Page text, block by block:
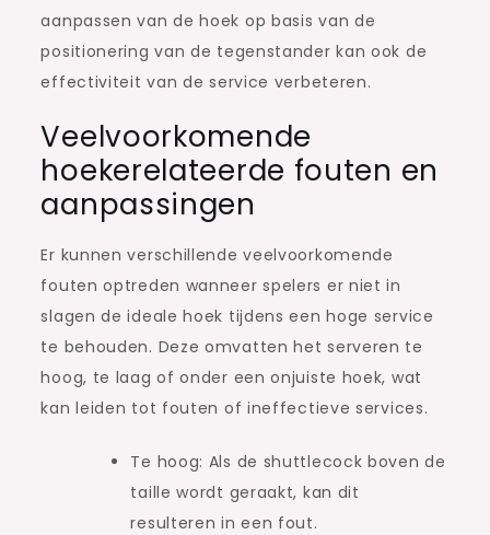
aanpassen van de hoek op basis van de
positionering van de tegenstander kan ook de
effectiviteit van de service verbeteren.
Veelvoorkomende
hoekerelateerde fouten en
aanpassingen
Er kunnen verschillende veelvoorkomende
fouten optreden wanneer spelers er niet in
slagen de ideale hoek tijdens een hoge service
te behouden. Deze omvatten het serveren te
hoog, te laag of onder een onjuiste hoek, wat
kan leiden tot fouten of ineffectieve services.
Te hoog: Als de shuttlecock boven de
taille wordt geraakt, kan dit
resulteren in een fout.